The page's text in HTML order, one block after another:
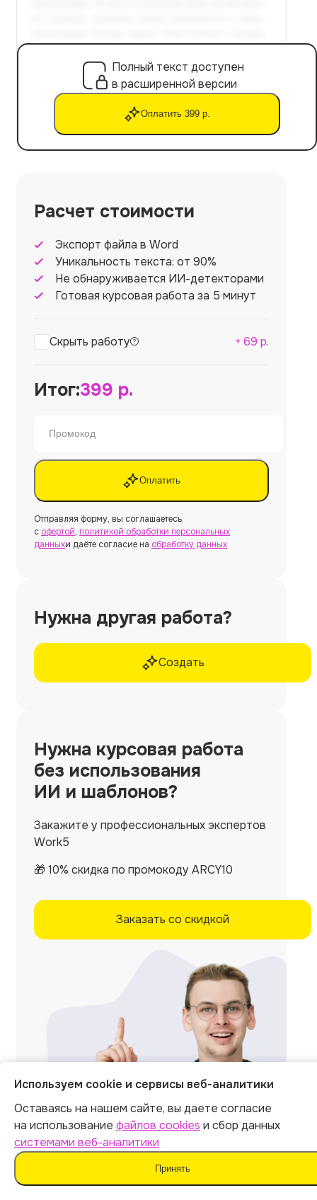
Полный текст доступен
в расширенной версии
Оплатить 399 р.
Расчет стоимости
Экспорт файла в Word
Уникальность текста: от 90%
Не обнаруживается ИИ-детекторами
Готовая курсовая работа за 5 минут
Скрыть работу + 69 р.
Итог:399 р.
Оплатить
Отправляя форму, вы соглашаетесь
с офертой, политикой обработки персональных
данныхи даёте согласие на обработку данных
Нужна другая работа?
Создать
Нужна курсовая работа
без использования
ИИ и шаблонов?
Закажите у профессиональных экспертов
Work5
🎁 10% скидка по промокоду ARCY10
Заказать со скидкой
Отзывы на независимых
Используем cookie и сервисы веб-аналитики
Оставаясь на нашем сайте, вы даете согласие
на использование файлов cookies и сбор данных
системами веб-аналитики
Принять